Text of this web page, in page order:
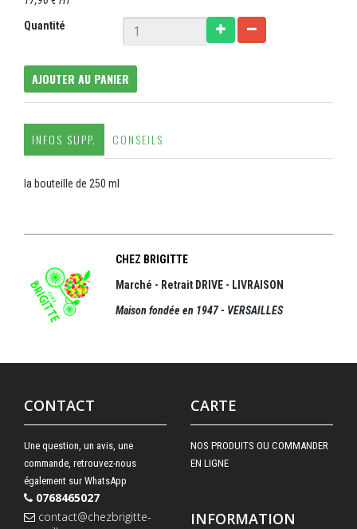
Quantité
AJOUTER AU PANIER
INFOS SUPP. CONSEILS
la bouteille de 250 ml
CHEZ BRIGITTE
Marché - Retrait DRIVE - LIVRAISON
Maison fondée en 1947 - VERSAILLES
CONTACT
Une question, un avis, une
commande, retrouvez-nous
également sur WhatsApp
0768465027
contact@chezbrigitte-
CARTE
NOS PRODUITS OU COMMANDER
EN LIGNE
INFORMATION